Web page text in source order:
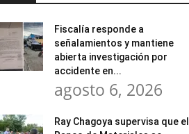
Fiscalía responde a
señalamientos y mantiene
abierta investigación por
accidente en...
agosto 6, 2026
Ray Chagoya supervisa que el